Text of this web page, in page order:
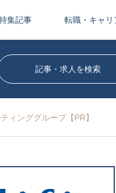
集記事 転職・キャリ
ィンググループ【PR】